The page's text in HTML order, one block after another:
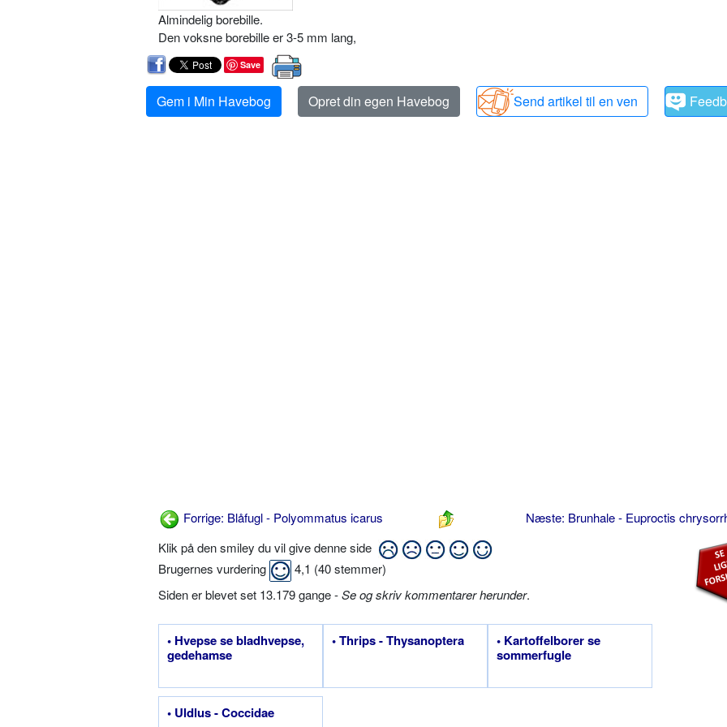
Almindelig borebille.
Den voksne borebille er 3-5 mm lang,
Save
Gem i Min Havebog Opret din egen Havebog Send artikel til en ven
Forrige: Blåfugl - Polyommatus icarus
Næste: Brunhale - Euproctis
Klik på den smiley du vil give denne side
Brugernes vurdering
4,1 (40stemmer)
Siden er blevet set 13.179 gange -Se og skriv kommentarer herunder.
• Hvepse se bladhvepse,
gedehamse
• Thrips - Thysanoptera
• Kartoffelborer se
sommerfugle
• Uldlus - Coccidae